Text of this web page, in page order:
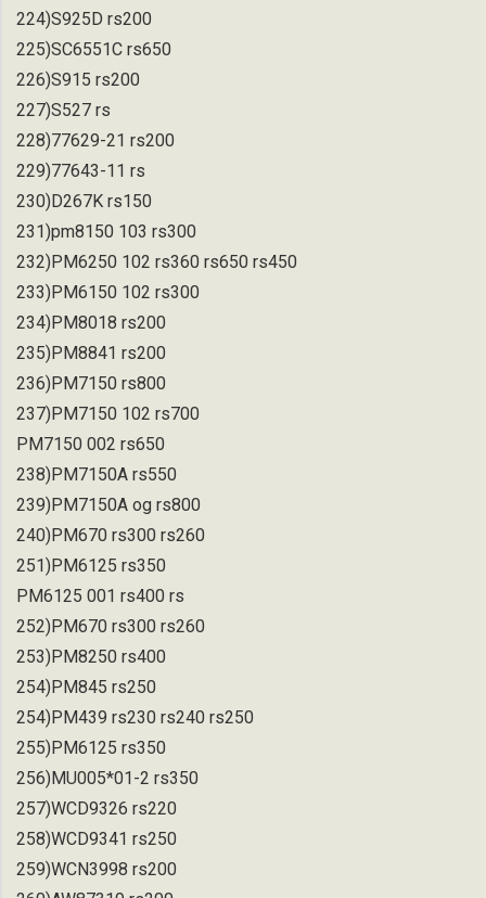
224)S925D rs200
225)SC6551C rs650
226)S915 rs200
227)S527 rs
228)77629-21 rs200
229)77643-11 rs
230)D267K rs150
231)pm8150 103 rs300
232)PM6250 102 rs360 rs650 rs450
233)PM6150 102 rs300
234)PM8018 rs200
235)PM8841 rs200
236)PM7150 rs800
237)PM7150 102 rs700
PM7150 002 rs650
238)PM7150A rs550
239)PM7150A og rs800
240)PM670 rs300 rs260
251)PM6125 rs350
PM6125 001 rs400 rs
252)PM670 rs300 rs260
253)PM8250 rs400
254)PM845 rs250
254)PM439 rs230 rs240 rs250
255)PM6125 rs350
256)MU005*01-2 rs350
257)WCD9326 rs220
258)WCD9341 rs250
259)WCN3998 rs200